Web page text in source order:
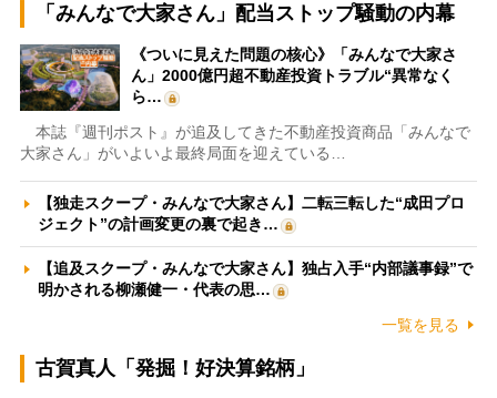
「みんなで大家さん」配当ストップ騒動の内幕
《ついに見えた問題の核心》「みんなで大家さ
ん」2000億円超不動産投資トラブル“異常なく
ら…
本誌『週刊ポスト』が追及してきた不動産投資商品「みんなで
大家さん」がいよいよ最終局面を迎えている…
【独走スクープ・みんなで大家さん】二転三転した“成田プロ
ジェクト”の計画変更の裏で起き…
【追及スクープ・みんなで大家さん】独占入手“内部議事録”で
明かされる柳瀬健一・代表の思…
一覧を見る
古賀真人「発掘！好決算銘柄」